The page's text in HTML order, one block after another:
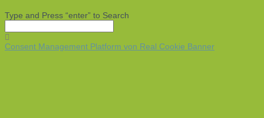
Type and Press “enter” to Search
Consent Management Platform von Real Cookie Banner